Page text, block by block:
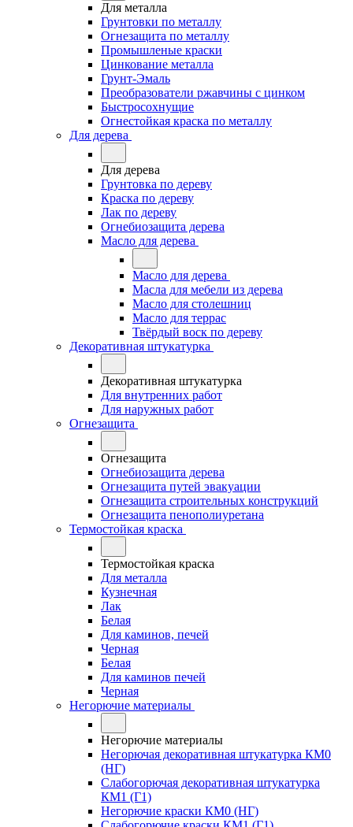
Для металла
Грунтовки по металлу
Огнезащита по металлу
Промышленые краски
Цинкование металла
Грунт-Эмаль
Преобразователи ржавчины с цинком
Быстросохнущие
Огнестойкая краска по металлу
Для дерева
Для дерева
Грунтовка по дереву
Краска по дереву
Лак по дереву
Огнебиозащита дерева
Масло для дерева
Масло для дерева
Масла для мебели из дерева
Масло для столешниц
Масло для террас
Твёрдый воск по дереву
Декоративная штукатурка
Декоративная штукатурка
Для внутренних работ
Для наружных работ
Огнезащита
Огнезащита
Огнебиозащита дерева
Огнезащита путей эвакуации
Огнезащита строительных конструкций
Огнезащита пенополиуретана
Термостойкая краска
Термостойкая краска
Для металла
Кузнечная
Лак
Белая
Для каминов, печей
Черная
Белая
Для каминов печей
Черная
Негорючие материалы
Негорючие материалы
Негорючая декоративная штукатурка КМ0
(НГ)
Слабогорючая декоративная штукатурка
КМ1 (Г1)
Негорючие краски КМ0 (НГ)